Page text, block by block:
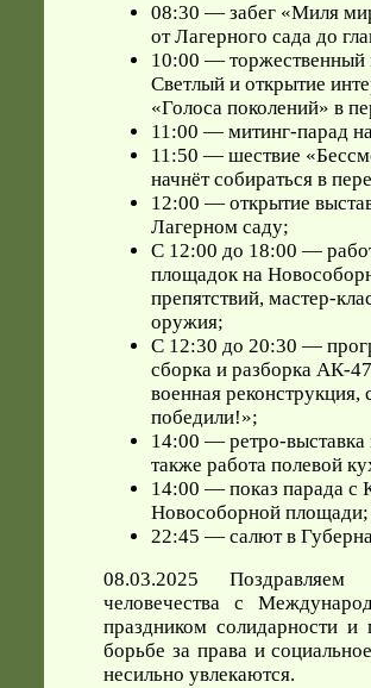
08:30 — забег «Миля
от Лагерного сада до
10:00 — торжественный
Светлый и открытие
«Голоса поколений» в
11:00 — митинг-парад
11:50 — шествие
начнёт собираться в
12:00 — открытие
Лагерном саду;
С 12:00 до 18:00 —
площадок на
препятствий, мастер-
оружия;
С 12:30 до 20:30 —
сборка и разборка АК-
военная
победили!»;
14:00 — ретро-выставка
также работа полевой
14:00 — показ парада с
Новособорной площади;
22:45 — салют в
08.03.2025 Поздравляем
человечества с
праздником солидарности
борьбе за права и
несильно увлекаются.